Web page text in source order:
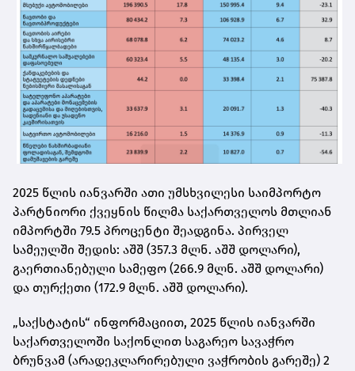
2025 წლის იანვარში ათი უმსხვილესი საიმპორტო
პარტნიორი ქვეყნის წილმა საქართველოს მთლიან
იმპორტში 79.5 პროცენტი შეადგინა. პირველ
სამეულში შედის: აშშ (357.3 მლნ. აშშ დოლარი),
გაერთიანებული სამეფო (266.9 მლნ. აშშ დოლარი)
და თურქეთი (172.9 მლნ. აშშ დოლარი).
„საქსტატის“ ინფორმაციით, 2025 წლის იანვარში
საქართველოში საქონლით საგარეო სავაჭრო
ბრუნვამ (არადეკლარირებული ვაჭრობის გარეშე) 2